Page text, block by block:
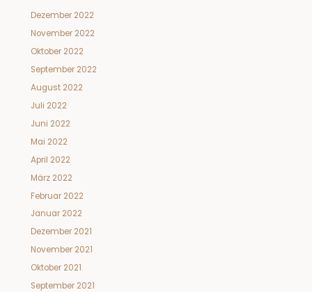
Dezember 2022
November 2022
Oktober 2022
September 2022
August 2022
Juli 2022
Juni 2022
Mai 2022
April 2022
März 2022
Februar 2022
Januar 2022
Dezember 2021
November 2021
Oktober 2021
September 2021